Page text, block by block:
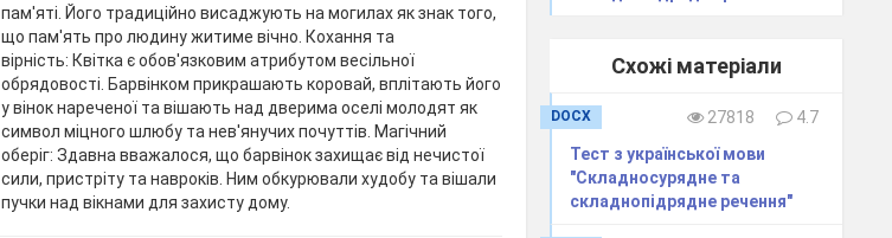
пам'яті. Його традиційно висаджують на могилах як знак того,
що пам'ять про людину житиме вічно. Кохання та
вірність: Квітка є обов'язковим атрибутом весільної
обрядовості. Барвінком прикрашають коровай, вплітають його
у вінок нареченої та вішають над дверима оселі молодят як
символ міцного шлюбу та нев'янучих почуттів. Магічний
оберіг: Здавна вважалося, що барвінок захищає від нечистої
сили, пристріту та навроків. Ним обкурювали худобу та вішали
пучки над вікнами для захисту дому.
Схожі матеріали
DOCX 27818
4.7
Тест з української мови
"Складносурядне та
складнопідрядне речення"